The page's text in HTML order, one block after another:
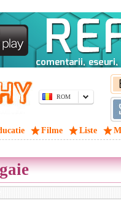
ROM
Filme Liste